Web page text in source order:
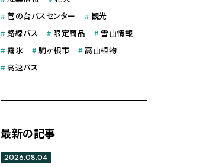
# 菅の台バスセンター # 観光
# 路線バス # 限定商品 # 雪山情報
# 霧氷 # 駒ヶ根市 # 高山植物
# 高速バス
最新の記事
2026.08.04